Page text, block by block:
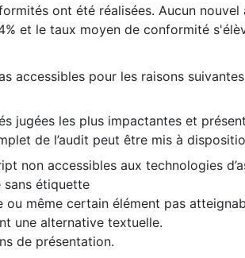
ont été réalisées. Aucun
et le taux moyen de conformité
accessibles pour les raisons
jugées les plus impactantes et
de l’audit peut être mis à
non accessibles aux technologies
sans étiquette
même certain élément pas
une alternative textuelle.
de présentation.